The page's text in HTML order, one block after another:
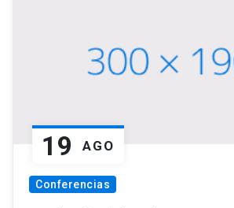
19 AGO
Conferencias